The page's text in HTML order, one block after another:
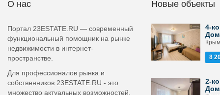
О нас
Портал 23ESTATE.RU — современный
функциональный помощник на рынке
недвижимости в интернет-
пространстве.
Для профессионалов рынка и
собственников 23ESTATE.RU - это
множество актуальных возможностей,
Новые объекты
4-
8
2-